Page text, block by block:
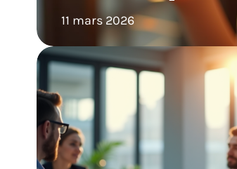
11 mars 2026